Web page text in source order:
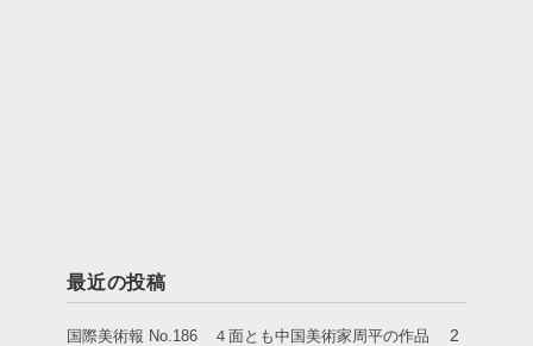
最近の投稿
国際美術報 No.186 ４面とも中国美術家周平の作品
2